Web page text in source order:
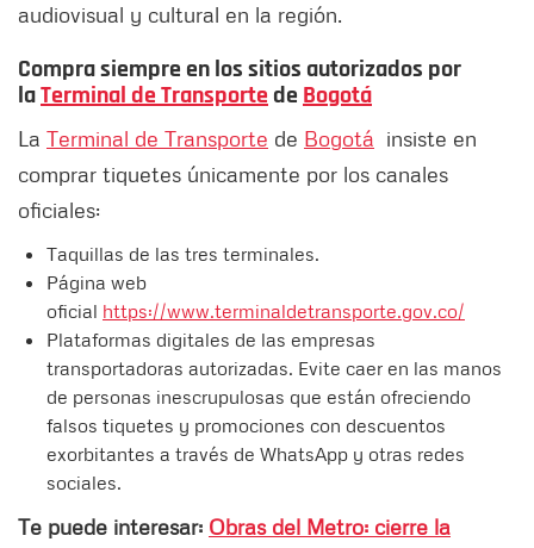
audiovisual y cultural en la región.
Compra siempre en los sitios autorizados por
laTerminal de Transporte de Bogotá
La Terminal de Transporte de Bogotá insiste en
comprar tiquetes únicamente por los canales
oficiales:
Taquillas de las tres terminales.
Página web
oficial https://www.terminaldetransporte.gov.co/
Plataformas digitales de las empresas
transportadoras autorizadas. Evite caer en las manos
de personas inescrupulosas que están ofreciendo
falsos tiquetes y promociones con descuentos
exorbitantes a través de WhatsApp y otras redes
sociales.
Te puede interesar: Obras del Metro: cierre la